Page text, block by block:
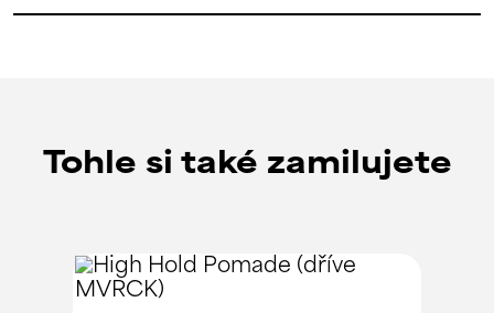
Tohle si také zamilujete